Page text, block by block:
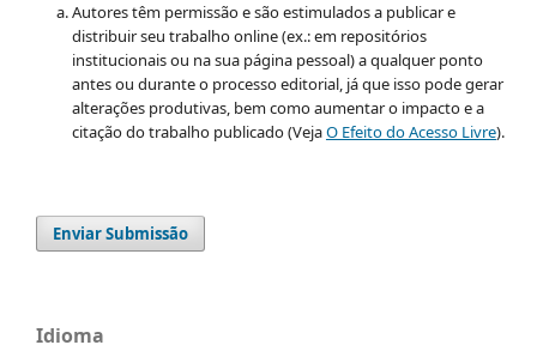
Autores têm permissão e são estimulados a publicar e
distribuir seu trabalho online (ex.: em repositórios
institucionais ou na sua página pessoal) a qualquer ponto
antes ou durante o processo editorial, já que isso pode gerar
alterações produtivas, bem como aumentar o impacto e a
citação do trabalho publicado (VejaO Efeito do Acesso Livre).
Enviar Submissão
Idioma